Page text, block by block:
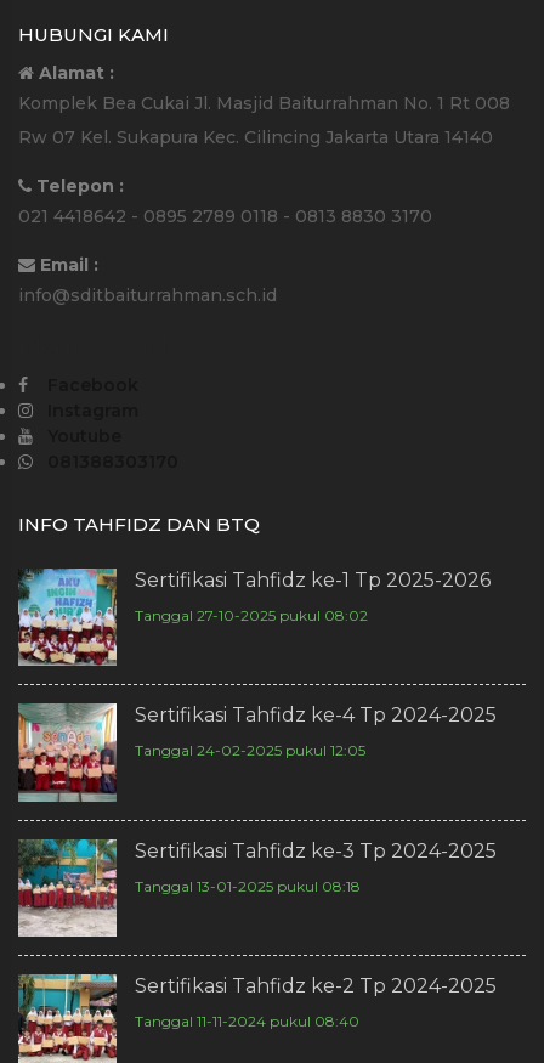
HUBUNGI KAMI
Alamat :
Komplek Bea Cukai Jl. Masjid Baiturrahman No. 1 Rt 008
Rw 07 Kel. Sukapura Kec. Cilincing Jakarta Utara 14140
Telepon :
021 4418642 - 0895 2789 0118 - 0813 8830 3170
Email :
info@sditbaiturrahman.sch.id
INFO TAHFIDZ DAN BTQ
Sertifikasi Tahfidz ke-1 Tp 2025-2026
Tanggal 27-10-2025 pukul 08:02
Sertifikasi Tahfidz ke-4 Tp 2024-2025
Tanggal 24-02-2025 pukul 12:05
Sertifikasi Tahfidz ke-3 Tp 2024-2025
Tanggal 13-01-2025 pukul 08:18
Sertifikasi Tahfidz ke-2 Tp 2024-2025
Tanggal 11-11-2024 pukul 08:40